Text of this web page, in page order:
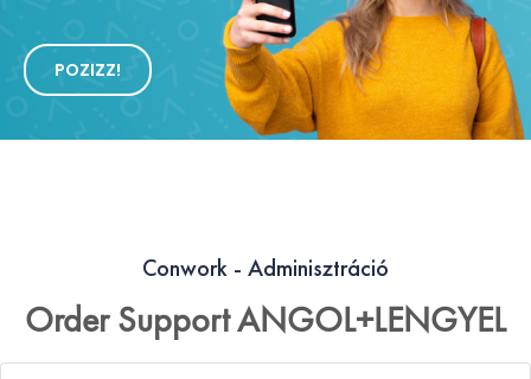
POZIZZ!
Conwork - Adminisztráció
Order Support ANGOL+LENGYEL